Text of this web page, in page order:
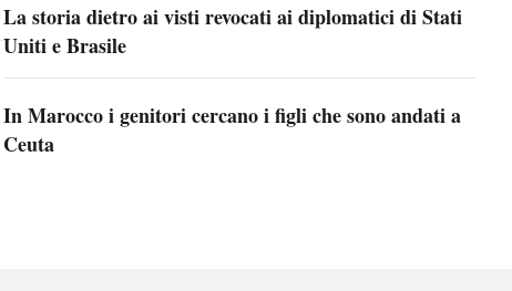
La storia dietro ai visti revocati ai diplomatici di Stati
Uniti e Brasile
In Marocco i genitori cercano i figli che sono andati a
Ceuta